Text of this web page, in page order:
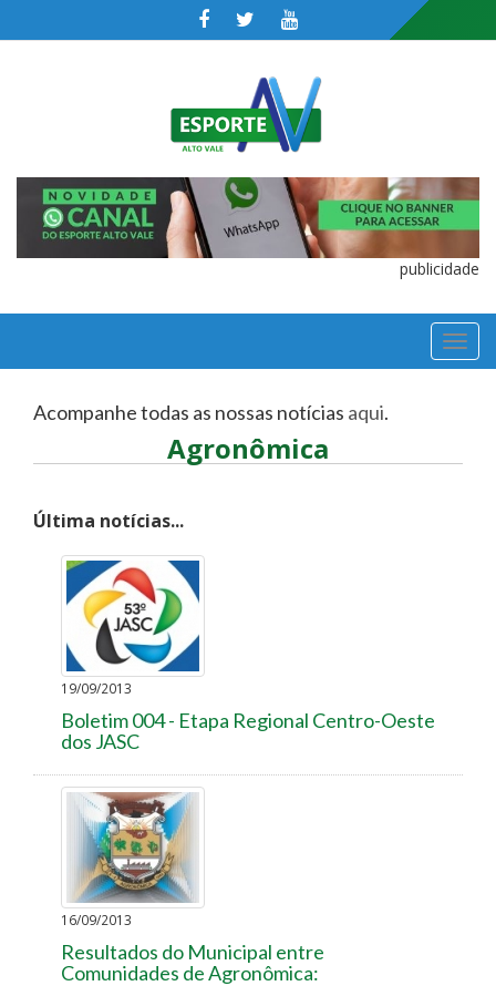
publicidade
Acompanhe todas as nossas notícias aqui.
Agronômica
Última notícias...
19/09/2013
Boletim 004 - Etapa Regional Centro-Oeste
dos JASC
16/09/2013
Resultados do Municipal entre
Comunidades de Agronômica: